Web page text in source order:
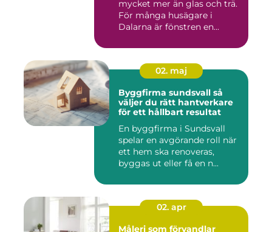
mycket mer än glas och trä.
För många husägare i
Dalarna är fönstren en...
02. maj
Byggfirma sundsvall så
väljer du rätt hantverkare
för ett hållbart resultat
En byggfirma i Sundsvall
spelar en avgörande roll när
ett hem ska renoveras,
byggas ut eller få en n...
02. apr
Måleri som förvandlar